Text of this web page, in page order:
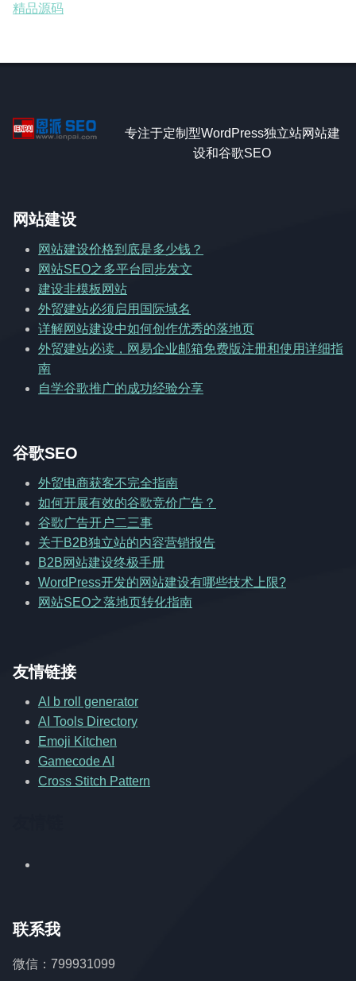
精品源码
专注于定制型WordPress独立站网站建
设和谷歌SEO
网站建设
网站建设价格到底是多少钱？
网站SEO之多平台同步发文
建设非模板网站
外贸建站必须启用国际域名
详解网站建设中如何创作优秀的落地页
外贸建站必读，网易企业邮箱免费版注册和使用详细指
南
自学谷歌推广的成功经验分享
谷歌SEO
外贸电商获客不完全指南
如何开展有效的谷歌竞价广告？
谷歌广告开户二三事
关于B2B独立站的内容营销报告
B2B网站建设终极手册
WordPress开发的网站建设有哪些技术上限?
网站SEO之落地页转化指南
友情链接
AI b roll generator
AI Tools Directory
Emoji Kitchen
Gamecode AI
Cross Stitch Pattern
联系我
微信：799931099